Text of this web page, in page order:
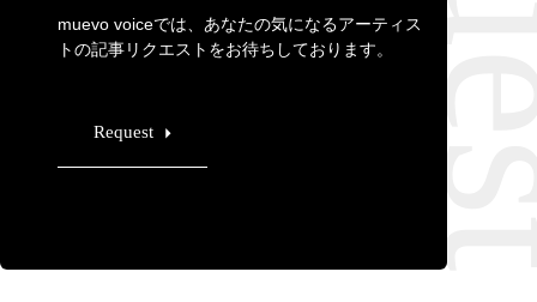
muevo voiceでは、あなたの気になるアーティス
トの記事リクエストをお待ちしております。
Request